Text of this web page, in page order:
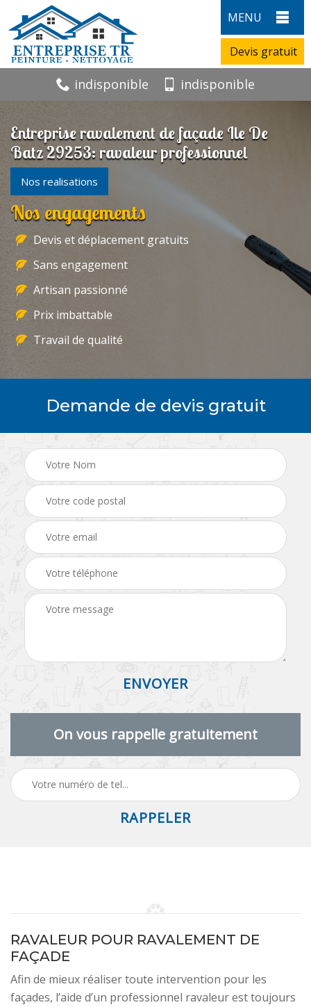
MENU
Devis gratuit
indisponible indisponible
Entreprise ravalement de façade Ile De
Batz 29253: ravaleur professionnel
Nos realisations
Nos engagements
Devis et déplacement gratuits
Sans engagement
Artisan passionné
Prix imbattable
Travail de qualité
Demande de devis gratuit
On vous rappelle gratuitement
RAVALEUR POUR RAVALEMENT DE
FAÇADE
Afin de mieux réaliser toute intervention pour les
façades, l’aide d’un professionnel ravaleur est toujours